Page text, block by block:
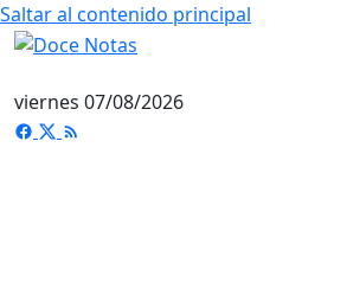
Saltar al contenido principal
viernes 07/08/2026